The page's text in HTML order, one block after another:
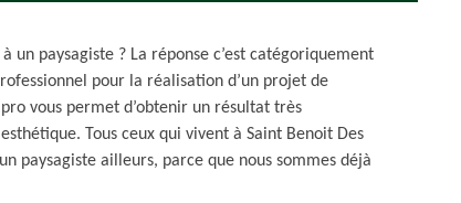
un paysagiste ? La réponse c’est catégoriquement
pour la réalisation d’un projet de
vous permet d’obtenir un résultat très
Tous ceux qui vivent à Saint Benoit Des
paysagiste ailleurs, parce que nous sommes déjà